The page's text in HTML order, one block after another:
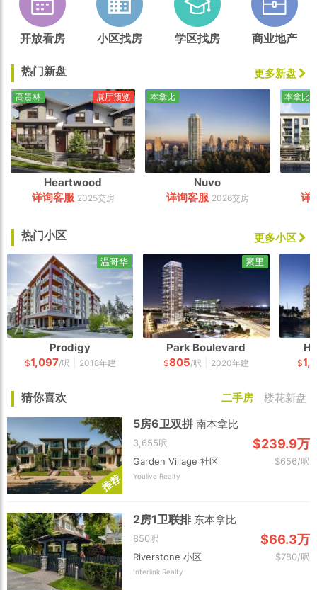
开放看房 小区找房 学区找房 商业地产
热门新盘 更多新盘
Heartwood
详询客服 2025交房
高贵林 展厅预览
Nuvo
详询客服 2026交房
本拿比
详
本拿比
热门小区 更多小区
Prodigy
$1,097/呎 2018年建
温哥华
Park Boulevard
$805/呎 2020年建
素里
$
猜你喜欢 二手房 楼花新盘
推荐
5房6卫双拼南本拿比
3,655呎 $239.9万
Garden Village 社区 $656/呎
Youlive Realty
2房1卫联排 东本拿比
850呎 $66.3万
Riverstone 小区 $780/呎
Interlink Realty